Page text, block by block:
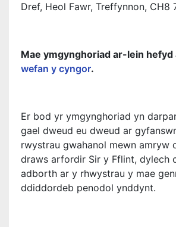
Dref, Heol Fawr, Treffynnon, CH8
Mae ymgynghoriad ar-lein hefyd
wefan y cyngor.
Er bod yr ymgynghoriad yn
gael dweud eu dweud ar
rwystrau gwahanol mewn amryw
draws arfordir Sir y Fflint, dylech
adborth ar y rhwystrau y mae
ddiddordeb penodol ynddynt.